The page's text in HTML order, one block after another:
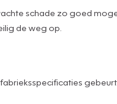
schade zo goed
de weg op.